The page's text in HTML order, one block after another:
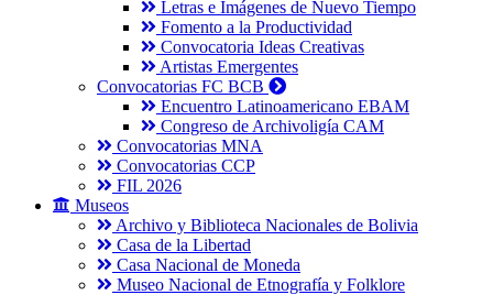
Letras e Imágenes de Nuevo Tiempo
Fomento a la Productividad
Convocatoria Ideas Creativas
Artistas Emergentes
Convocatorias FC BCB
Encuentro Latinoamericano EBAM
Congreso de Archivoligía CAM
Convocatorias MNA
Convocatorias CCP
FIL 2026
Museos
Archivo y Biblioteca Nacionales de Bolivia
Casa de la Libertad
Casa Nacional de Moneda
Museo Nacional de Etnografía y Folklore